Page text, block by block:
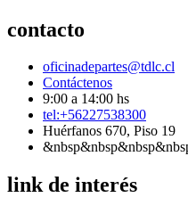
contacto
oficinadepartes@tdlc.cl
Contáctenos
9:00 a 14:00 hs
tel:+56227538300
Huérfanos 670, Piso 19
link de interés